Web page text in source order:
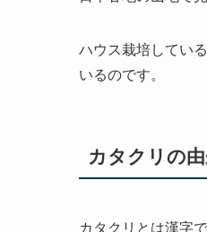
ハウス栽培してい
いるのです。
カタクリの
カタクリとは漢字